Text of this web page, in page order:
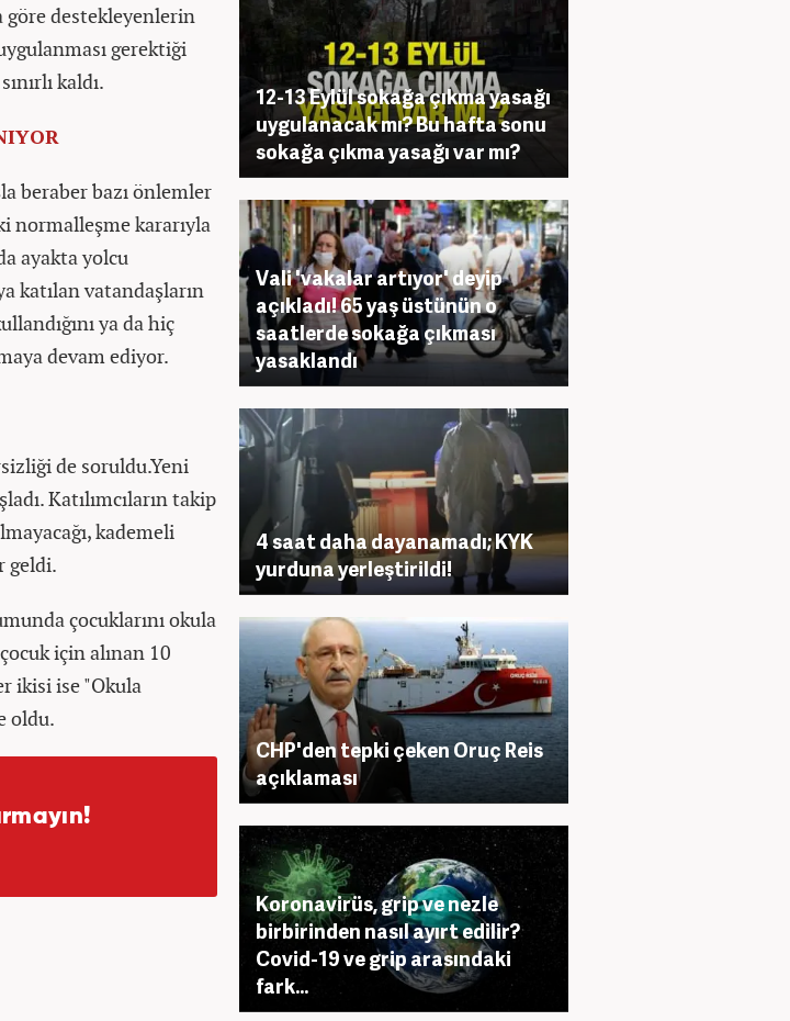
destekleyenlerin
gerektiği
kaldı.
beraber bazı önlemler
normalleşme kararıyla
ayakta yolcu
katılan vatandaşların
ya da hiç
devam ediyor.
de soruldu.Yeni
Katılımcıların takip
kademeli
geldi.
çocuklarını okula
için alınan 10
ikisi ise "Okula
oldu.
12-13 Eylül sokağa çıkma yasağı
uygulanacak mı? Bu hafta sonu
sokağa çıkma yasağı var mı?
Vali 'vakalar artıyor' deyip
açıkladı! 65 yaş üstünün o
saatlerde sokağa çıkması
yasaklandı
4 saat daha dayanamadı; KYK
yurduna yerleştirildi!
CHP'den tepki çeken Oruç Reis
açıklaması
Koronavirüs, grip ve nezle
birbirinden nasıl ayırt edilir?
Covid-19 ve grip arasındaki
fark...